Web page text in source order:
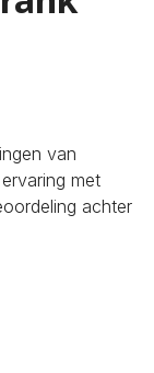
van
met
achter